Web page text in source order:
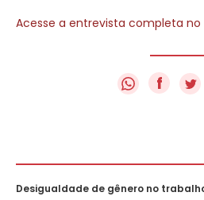
Acesse a entrevista completa
f
Desigualdade de gênero no